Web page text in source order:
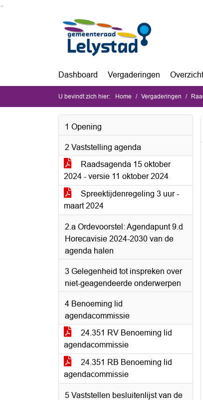
Dashboard Vergaderingen
U bevindt zich hier: Home Vergaderingen
1 Opening
2 Vaststelling agenda
Raadsagenda 15 oktober
2024 - versie 11 oktober 2024
Spreektijdenregeling 3 uur -
maart 2024
2.a Ordevoorstel: Agendapunt 9.d
Horecavisie 2024-2030 van de
agenda halen
3 Gelegenheid tot inspreken over
niet-geagendeerde onderwerpen
4 Benoeming lid
agendacommissie
24.351 RV Benoeming lid
agendacommissie
24.351 RB Benoeming lid
agendacommissie
5 Vaststellen besluitenlijst van de